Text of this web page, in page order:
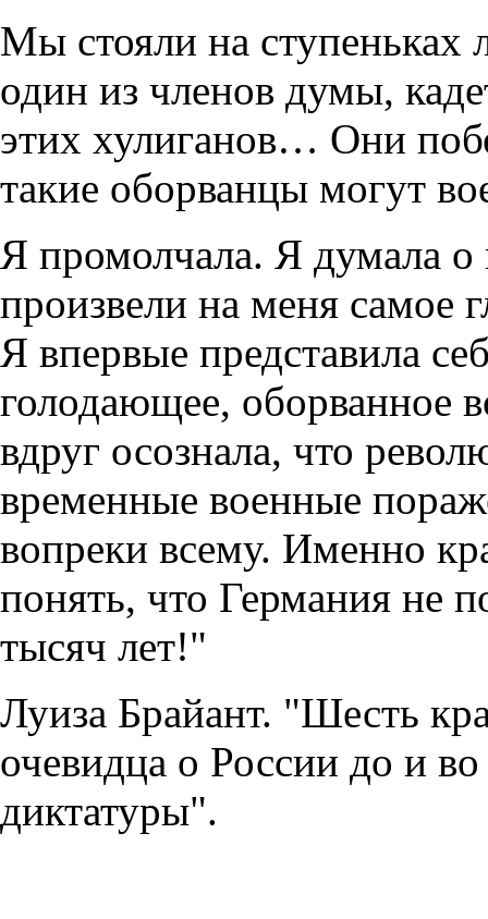
Мы стояли на ступеньках
один из членов думы,
этих хулиганов… Они
такие оборванцы могут
Я промолчала. Я думала о
произвели на меня самое
Я впервые представила
голодающее,
вдруг осознала, что
временные военные
вопреки всему. Именно
понять, что Германия не
тысяч лет!"
Луиза Брайант. "Шесть
очевидца о России до и
диктатуры".